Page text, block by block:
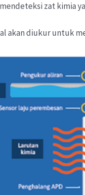
zat kimia
akan diukur untuk